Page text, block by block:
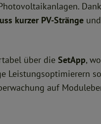
kurzer PV-Stränge
über die SetApp,
Leistungsoptimierern
auf